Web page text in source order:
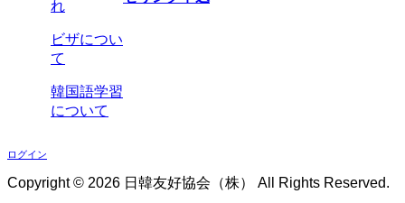
れ
ビザについ
て
韓国語学習
について
ログイン
Copyright © 2026 日韓友好協会（株） All Rights Reserved.